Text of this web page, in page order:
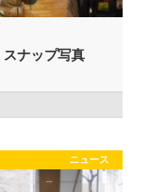
ナップ写真
ニュース